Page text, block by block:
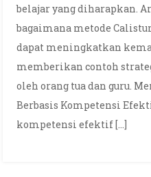
belajar yang diharapkan.
bagaimana metode
dapat meningkatkan
memberikan contoh
oleh orang tua dan guru.
Berbasis Kompetensi
kompetensi efektif […]